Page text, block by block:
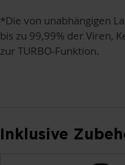
*Die von unabhängigen
bis zu 99,99% der Viren,
zur TURBO-Funktion.
Inklusive